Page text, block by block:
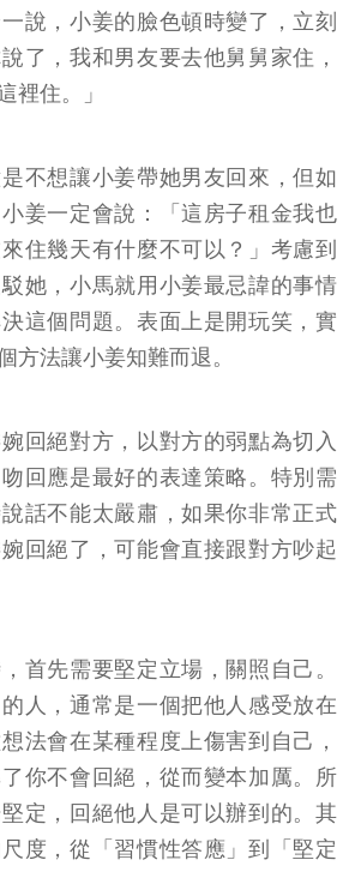
說，小姜的臉色頓時變了，立刻
了，我和男友要去他舅舅家住，
裡住。」
不想讓小姜帶她男友回來，但如
姜一定會說：「這房子租金我也
住幾天有什麼不可以？」考慮到
她，小馬就用小姜最忌諱的事情
這個問題。表面上是開玩笑，實
方法讓小姜知難而退。
回絕對方，以對方的弱點為切入
回應是最好的表達策略。特別需
話不能太嚴肅，如果你非常正式
回絕了，可能會直接跟對方吵起
首先需要堅定立場，關照自己。
人，通常是一個把他人感受放在
法會在某種程度上傷害到自己，
你不會回絕，從而變本加厲。所
定，回絕他人是可以辦到的。其
度，從「習慣性答應」到「堅定